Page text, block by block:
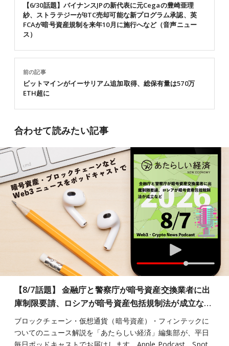
前の記事
ビットマインがイーサリアム追加取得、総保有量は570万
ETH超に
【6/30話題】バイナンスJPの新代表に元Cegaの豊崎亜理
紗、ストラテジーがBTC売却可能な新プログラム承認、英
FCAが暗号資産規制を来年10月に施行へなど（音声ニュー
ス）
合わせて読みたい記事
【8/7話題】 金融庁と警察庁が暗号資産交換業者に出
庫制限要請、ロシアが暗号資産包括規制法が成立な…
ブロックチェーン・仮想通貨（暗号資産）・フィンテックに
ついてのニュース解説を「あたらしい経済」編集部が、平日